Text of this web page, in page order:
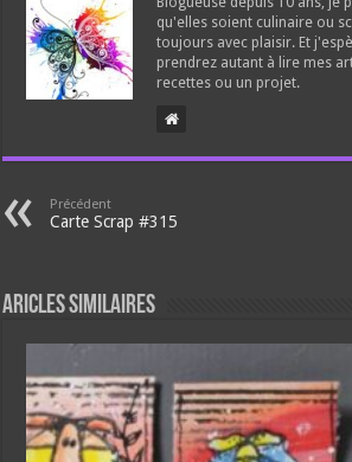
qu'elles soient culinaire ou
toujours avec plaisir. Et
prendrez autant à lire mes
recettes ou un projet.
Précédent
Carte Scrap #315
Aricles similaires